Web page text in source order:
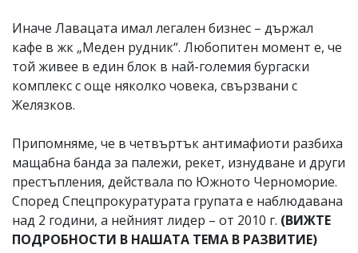
Иначе Лавацата имал легален бизнес – държал
кафе в жк „Меден рудник“. Любопитен момент е, че
той живее в един блок в най-големия бургаски
комплекс с още няколко човека, свързвани с
Желязков.
Припомняме, че в четвъртък антимафиоти разбиха
мащабна банда за палежи, рекет, изнудване и други
престъпления, действала по Южното Черноморие.
Според Спецпрокуратурата групата е наблюдавана
над 2 години, а нейният лидер – от 2010 г. (ВИЖТЕ
ПОДРОБНОСТИ В НАШАТА ТЕМА В РАЗВИТИЕ)